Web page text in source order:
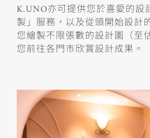
K.UNO亦可提供您於喜愛的
製」服務，以及從頭開始設計
您繪製不限張數的設計圖（至
您前往各門市欣賞設計成果。